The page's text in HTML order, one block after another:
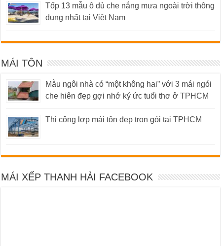
Tốp 13 mẫu ô dù che nắng mưa ngoài trời thông
dụng nhất tại Việt Nam
MÁI TÔN
Mẫu ngôi nhà có “một không hai” với 3 mái ngói
che hiên đẹp gợi nhớ ký ức tuổi thơ ở TPHCM
Thi công lợp mái tôn đẹp trọn gói tại TPHCM
MÁI XẾP THANH HẢI FACEBOOK